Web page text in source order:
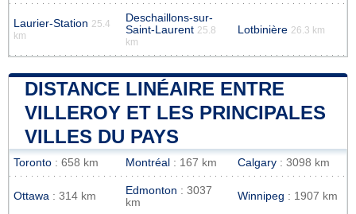
Laurier-Station 25.4
km
Deschaillons-sur-
Saint-Laurent 25.8
km
Lotbinière 26.3 km
DISTANCE LINÉAIRE ENTRE
VILLEROY ET LES PRINCIPALES
VILLES DU PAYS
Toronto : 658 km Montréal : 167 km Calgary : 3098 km
Ottawa : 314 km Edmonton : 3037
km
Winnipeg : 1907 km